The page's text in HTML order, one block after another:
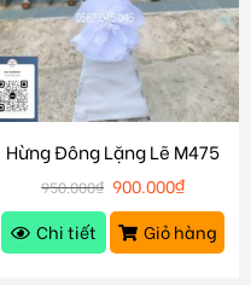
Hừng Đông Lặng Lẽ M475
950.000₫ 900.000₫
Chi tiết
Giỏ hàng